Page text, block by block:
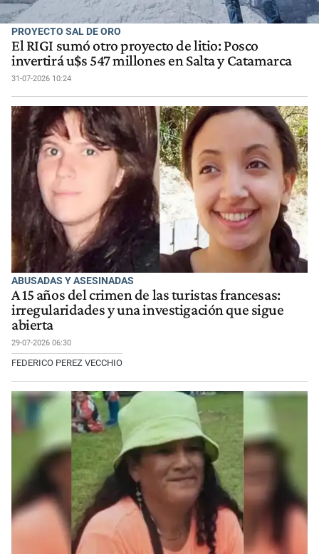
PROYECTO SAL DE ORO
El RIGI sumó otro proyecto de litio: Posco
invertirá u$s 547 millones en Salta y Catamarca
31-07-2026 10:24
ABUSADAS Y ASESINADAS
A 15 años del crimen de las turistas francesas:
irregularidades y una investigación que sigue
abierta
29-07-2026 06:30
FEDERICO PEREZ VECCHIO